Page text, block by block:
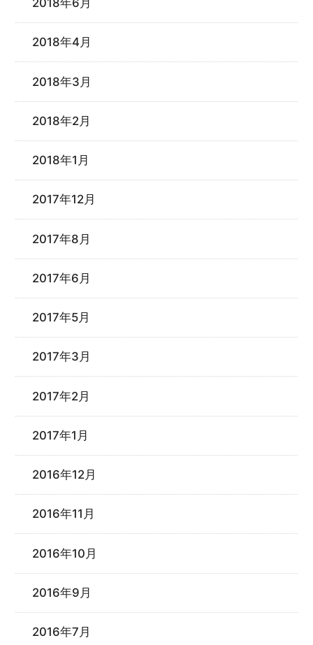
2018年6月
2018年4月
2018年3月
2018年2月
2018年1月
2017年12月
2017年8月
2017年6月
2017年5月
2017年3月
2017年2月
2017年1月
2016年12月
2016年11月
2016年10月
2016年9月
2016年7月